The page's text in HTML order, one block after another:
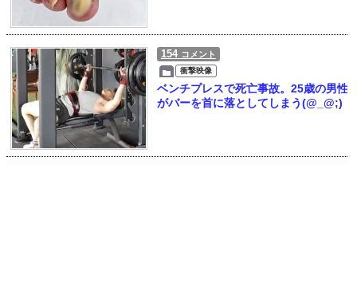
154 コメント
衝撃映像
ベンチプレスで死亡事故。25歳の男性
がバーを首に落としてしまう(@_@;)